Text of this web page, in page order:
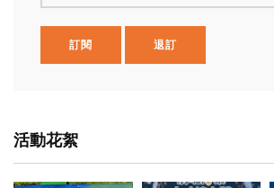
訂閱 退訂
活動花絮